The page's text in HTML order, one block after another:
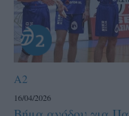
A2
16/04/2026